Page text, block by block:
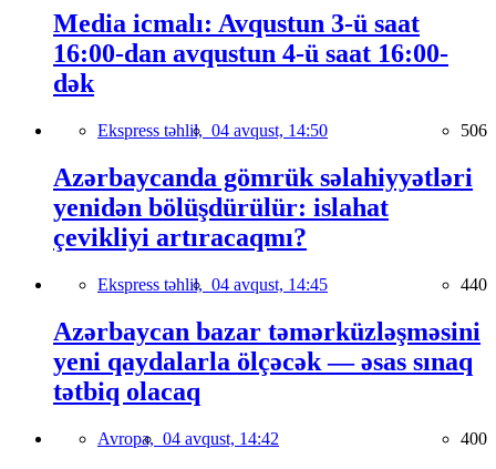
Media icmalı: Avqustun 3-ü saat
16:00-dan avqustun 4-ü saat 16:00-
dək
Ekspress təhlil, 04 avqust, 14:50 506
Azərbaycanda gömrük səlahiyyətləri
yenidən bölüşdürülür: islahat
çevikliyi artıracaqmı?
Ekspress təhlil, 04 avqust, 14:45 440
Azərbaycan bazar təmərküzləşməsini
yeni qaydalarla ölçəcək — əsas sınaq
tətbiq olacaq
Avropa, 04 avqust, 14:42 400